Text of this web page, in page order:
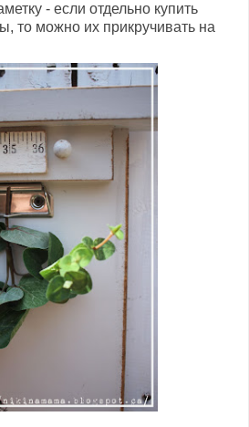
- если отдельно купить
то можно их прикручивать на